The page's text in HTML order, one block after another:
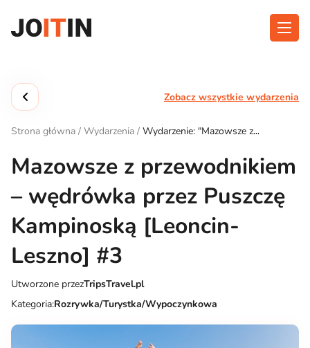
treści
Funkcjonalność
Kontakt
Pobierz aplikację:
Zobacz wszystkie wydarzenia
Strona główna / Wydarzenia / Wydarzenie: "Mazowsze z
Leszno] #3"
Mazowsze z przewodnikiem
– wędrówka przez Puszczę
Kampinoską [Leoncin-
Leszno] #3
Utworzone przezTripsTravel.pl
Kategoria:Rozrywka/Turystka/Wypoczynkowa